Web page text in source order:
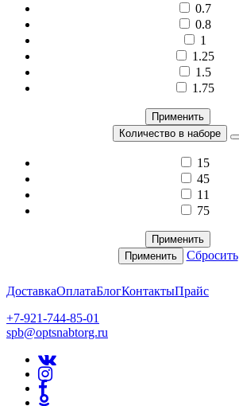
0.7
0.8
1
1.25
1.5
1.75
Применить
Количество в наборе
15
45
11
75
Применить
Применить
Сбросить
ДоставкаОплатаБлогКонтактыПрайс
+7-921-744-85-01
spb@optsnabtorg.ru